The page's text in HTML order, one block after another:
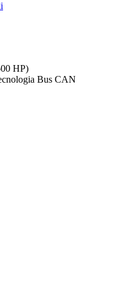
HP)
Bus CAN